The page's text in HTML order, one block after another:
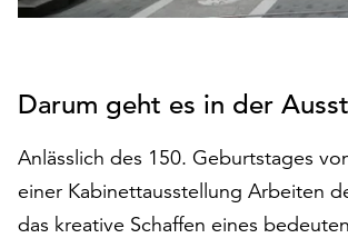
Darum geht es in der
Anlässlich des 150. Geburtstages
einer Kabinettausstellung Arbeiten
das kreative Schaffen eines